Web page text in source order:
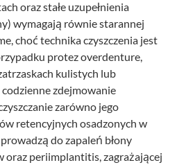
oraz stałe uzupełnienia
wymagają równie starannej
choć technika czyszczenia jest
protez overdenture,
kulistych lub
zdejmowanie
zarówno jego
retencyjnych osadzonych w
do zapaleń błony
oraz periimplantitis, zagrażającej